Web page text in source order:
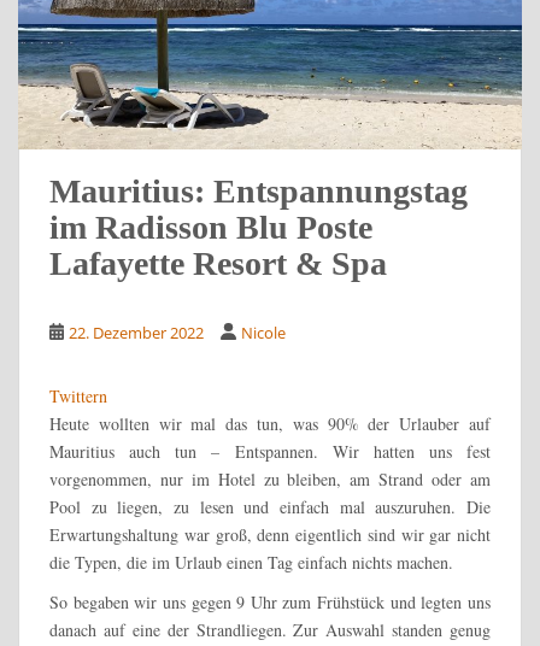
Mauritius: Entspannungstag
im Radisson Blu Poste
Lafayette Resort & Spa
22. Dezember 2022 Nicole
Twittern
Heute wollten wir mal das tun, was 90% der Urlauber auf
Mauritius auch tun – Entspannen. Wir hatten uns fest
vorgenommen, nur im Hotel zu bleiben, am Strand oder am
Pool zu liegen, zu lesen und einfach mal auszuruhen. Die
Erwartungshaltung war groß, denn eigentlich sind wir gar nicht
die Typen, die im Urlaub einen Tag einfach nichts machen.
So begaben wir uns gegen 9 Uhr zum Frühstück und legten uns
danach auf eine der Strandliegen. Zur Auswahl standen genug